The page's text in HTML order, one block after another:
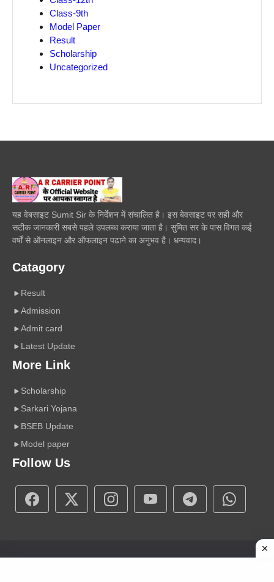
Class-9th
Model Paper
Result
Scholarship
Uncategorized
यह वेबसाइट Sumit Sir के निर्देशन में संचालित है। इस बेवसाइट पर सही और
सटीक जानकारी सबसे पहले उपलब्ध कराया जाता है। सुमित सर के पास विगत कई
वर्षों से ऑनलाइन और ऑफलाइन पढाने का अनुभव है। धन्यवाद।
Catagory
Result
Admission
Admit card
Latest Update
More Link
Scholarship
Sarkari Yojana
BSEB Update
Model paper
Follow Us